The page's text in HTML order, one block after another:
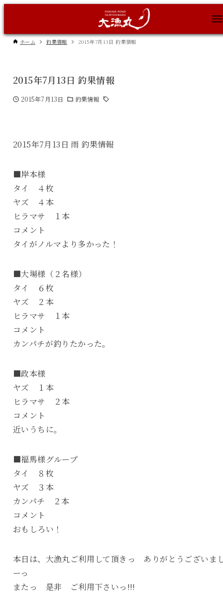
ホーム 釣果情報 2015年7月13日 釣果情報
2015年7月13日 釣果情報
2015年7月13日 釣果情報
2015年7月13日 雨 釣果情報
■岸本様
タイ ４枚
ヤズ ４本
ヒラマサ １本
コメント
タイがノルマより多かった！
■大場様（２名様）
タイ ６枚
ヤズ ２本
ヒラマサ １本
コメント
カンパチが釣りたかった。
■政本様
ヤズ １本
ヒラマサ ２本
コメント
近いうちに。
■福馬様グループ
タイ ８枚
ヤズ ３本
カンパチ ２本
コメント
おもしろい！
本日は、大漁丸ご利用して頂きっ ありがとうございま
ーっ
またっ 是非 ご利用下さいっ!!!